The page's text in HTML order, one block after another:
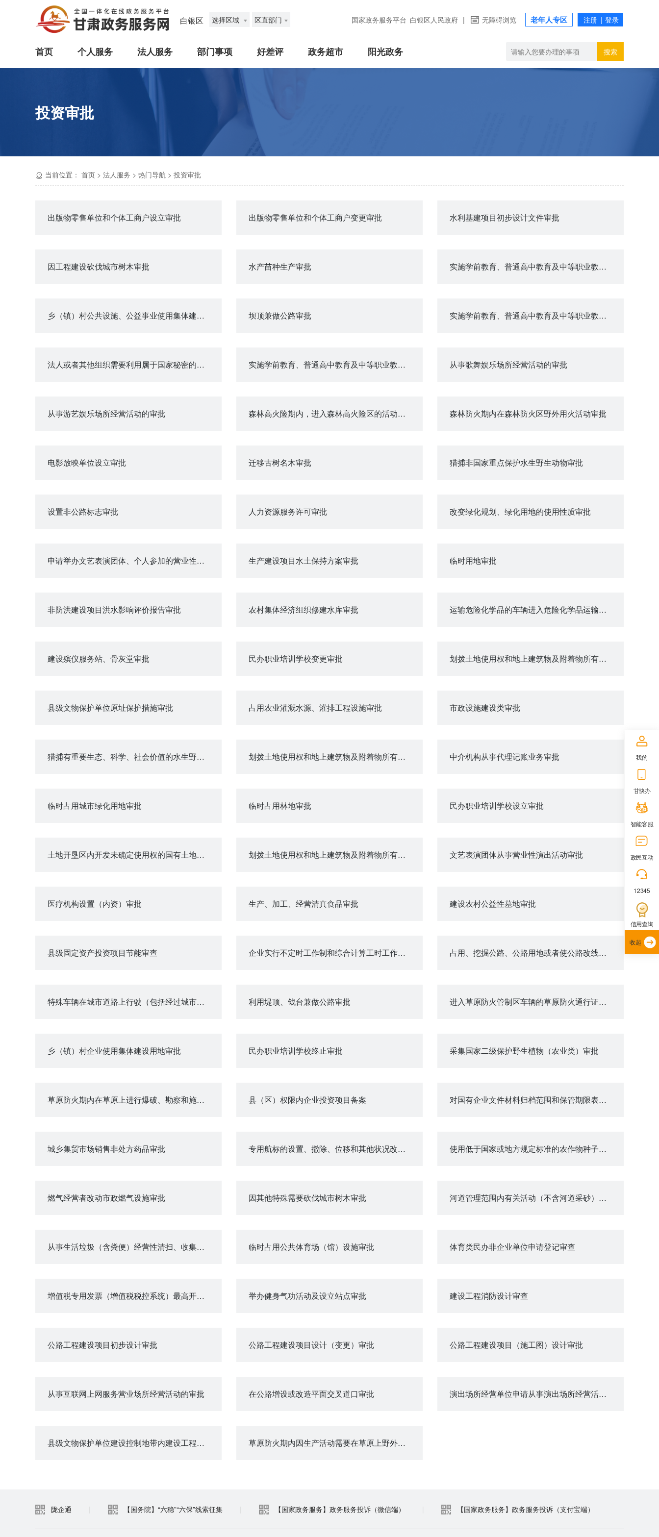
白银区 选择区域 区直部门 国家政务服务平台 白银区人民政府 | 无障碍浏览 老年人专区
首页 个人服务 法人服务 部门事项 好差评 政务超市 阳光政务 搜索
投资审批
当前位置： 首页 > 法人服务 > 热门导航 > 投资审批
出版物零售单位和个体工商户设立审批 出版物零售单位和个体工商户变更审批 水利基建项目初步设计文件审批
因工程建设砍伐城市树木审批 水产苗种生产审批 实施学前教育、普通高中教育及中等职业教育的民办学校终止审批
乡（镇）村公共设施、公益事业使用集体建设用地审批 坝顶兼做公路审批 实施学前教育、普通高中教育及中等职业教育的民办学校设立审批
法人或者其他组织需要利用属于国家秘密的基础测绘成果审批 实施学前教育、普通高中教育及中等职业教育的民办学校变更审批 从事歌舞娱乐场所经营活动的审批
从事游艺娱乐场所经营活动的审批 森林高火险期内，进入森林高火险区的活动审批 森林防火期内在森林防火区野外用火活动审批
电影放映单位设立审批 迁移古树名木审批 猎捕非国家重点保护水生野生动物审批
设置非公路标志审批 人力资源服务许可审批 改变绿化规划、绿化用地的使用性质审批
申请举办文艺表演团体、个人参加的营业性演出审批 生产建设项目水土保持方案审批 临时用地审批
非防洪建设项目洪水影响评价报告审批 农村集体经济组织修建水库审批 运输危险化学品的车辆进入危险化学品运输车辆限制通行区域审批
建设殡仪服务站、骨灰堂审批 民办职业培训学校变更审批 划拨土地使用权和地上建筑物及附着物所有权出租审批
县级文物保护单位原址保护措施审批 占用农业灌溉水源、灌排工程设施审批 市政设施建设类审批
猎捕有重要生态、科学、社会价值的水生野生动物审批 划拨土地使用权和地上建筑物及附着物所有权抵押审批 中介机构从事代理记账业务审批
临时占用城市绿化用地审批 临时占用林地审批 民办职业培训学校设立审批
土地开垦区内开发未确定使用权的国有土地从事生产审查 划拨土地使用权和地上建筑物及附着物所有权转让审批 文艺表演团体从事营业性演出活动审批
医疗机构设置（内资）审批 生产、加工、经营清真食品审批 建设农村公益性墓地审批
县级固定资产投资项目节能审查 企业实行不定时工作制和综合计算工时工作制审批 占用、挖掘公路、公路用地或者使公路改线审批
特殊车辆在城市道路上行驶（包括经过城市桥梁）审批 利用堤顶、戗台兼做公路审批 进入草原防火管制区车辆的草原防火通行证审批
乡（镇）村企业使用集体建设用地审批 民办职业培训学校终止审批 采集国家二级保护野生植物（农业类）审批
草原防火期内在草原上进行爆破、勘察和施工等活动审批 县（区）权限内企业投资项目备案 对国有企业文件材料归档范围和保管期限表的审查
城乡集贸市场销售非处方药品审批 专用航标的设置、撤除、位移和其他状况改变审批 使用低于国家或地方规定标准的农作物种子审批
燃气经营者改动市政燃气设施审批 因其他特殊需要砍伐城市树木审批 河道管理范围内有关活动（不含河道采砂）审批
从事生活垃圾（含粪便）经营性清扫、收集、运输、处理服务审批 临时占用公共体育场（馆）设施审批 体育类民办非企业单位申请登记审查
增值税专用发票（增值税税控系统）最高开票限额审批 举办健身气功活动及设立站点审批 建设工程消防设计审查
公路工程建设项目初步设计审批 公路工程建设项目设计（变更）审批 公路工程建设项目（施工图）设计审批
从事互联网上网服务营业场所经营活动的审批 在公路增设或改造平面交叉道口审批 演出场所经营单位申请从事演出场所经营活动的审批
县级文物保护单位建设控制地带内建设工程设计方案审批 草原防火期内因生产活动需要在草原上野外用火审批
陇企通 【国务院】“六稳”“六保”线索征集 【国家政务服务】政务服务投诉（微信端） 【国家政务服务】政务服务投诉（支付宝端）
我的
甘快办
智能客服
政民互动
12345
信用查询
收起